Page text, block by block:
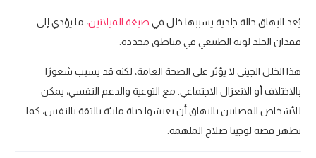
يُعد البهاق حالة جلدية يسببها خلل في صبغة الميلانين، ما يؤدي إلى
فقدان الجلد لونه الطبيعي في مناطق محددة.
هذا الخلل الجيني لا يؤثر على الصحة العامة، لكنه قد يسبب شعورًا
بالاختلاف أو الانعزال الاجتماعي. مع التوعية والدعم النفسي، يمكن
للأشخاص المصابين بالبهاق أن يعيشوا حياة مليئة بالثقة بالنفس، كما
تظهر قصة لوجينا صلاح الملهمة.